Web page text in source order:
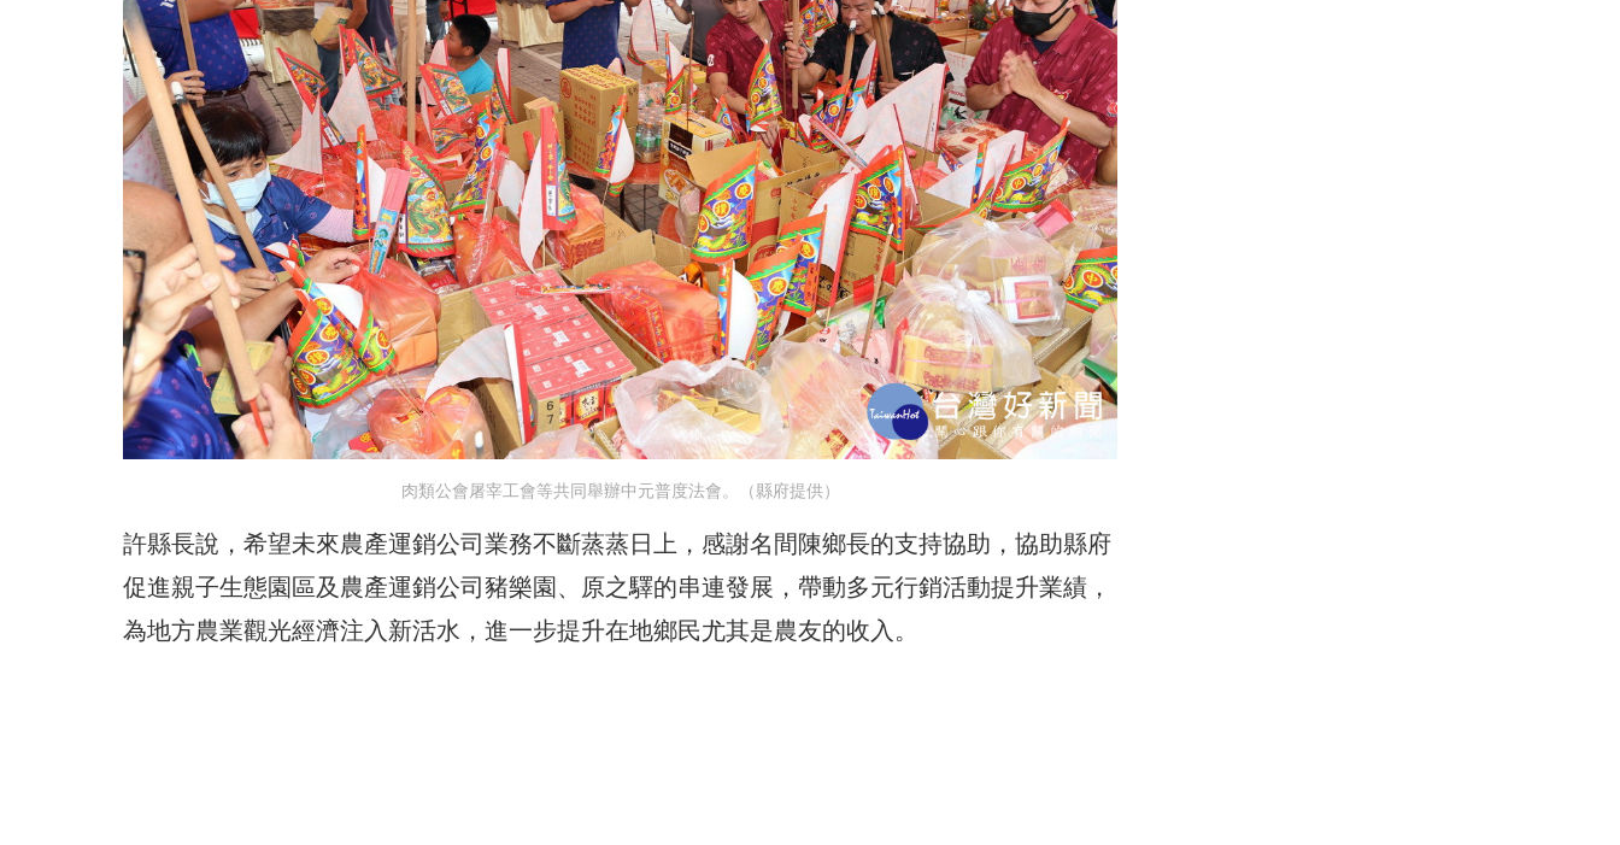
肉類公會屠宰工會等共同舉辦中元普度法會。（縣府提供）
許縣長說，希望未來農產運銷公司業務不斷蒸蒸日上，感謝名間陳鄉長的支持協助，協助縣府
促進親子生態園區及農產運銷公司豬樂園、原之驛的串連發展，帶動多元行銷活動提升業績，
為地方農業觀光經濟注入新活水，進一步提升在地鄉民尤其是農友的收入。